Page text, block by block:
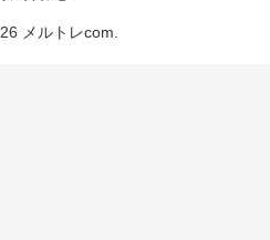
メルトレcom.